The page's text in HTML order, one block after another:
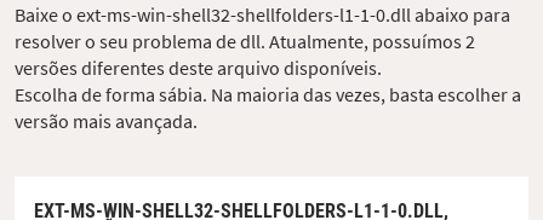
Baixe o ext-ms-win-shell32-shellfolders-l1-1-0.dll abaixo para
resolver o seu problema de dll. Atualmente, possuímos 2
versões diferentes deste arquivo disponíveis.
Escolha de forma sábia. Na maioria das vezes, basta escolher a
versão mais avançada.
EXT-MS-WIN-SHELL32-SHELLFOLDERS-L1-1-0.DLL,